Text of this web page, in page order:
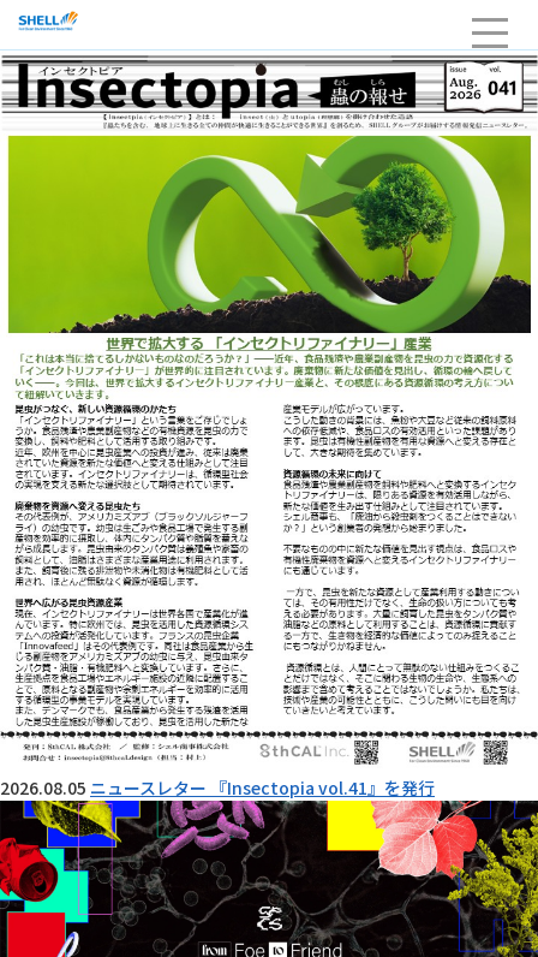
HOME
当社の強み・品質
サービスライン
採用
お問い合わせ
2026.08.05 ニュースレター 『Insectopia vol.41』を発行